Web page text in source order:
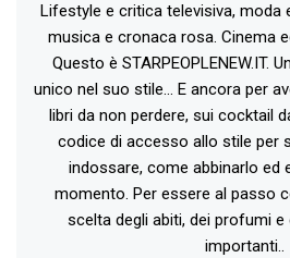
Lifestyle e critica televisiva, moda
musica e cronaca rosa. Cinema
Questo è STARPEOPLENEW.IT.
unico nel suo stile... E ancora per
libri da non perdere, sui cocktail
codice di accesso allo stile per
indossare, come abbinarlo ed
momento. Per essere al passo
scelta degli abiti, dei profumi
importanti..